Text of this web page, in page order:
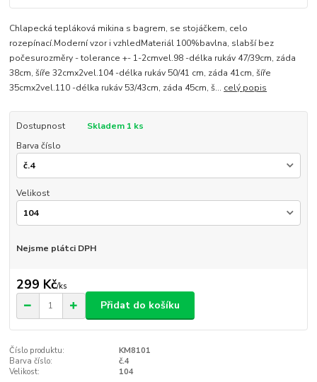
Chlapecká tepláková mikina s bagrem, se stojáčkem, celo
rozepínací.Moderní vzor i vzhledMateriál 100%bavlna, slabší bez
počesurozměry - tolerance +- 1-2cmvel.98 -délka rukáv 47/39cm, záda
38cm, šíře 32cmx2vel.104 -délka rukáv 50/41 cm, záda 41cm, šíře
35cmx2vel.110 -délka rukáv 53/43cm, záda 45cm, š... celý popis
Dostupnost
Skladem 1 ks
Barva číslo
Velikost
Nejsme plátci DPH
299 Kč/ks
Přidat do košíku
Číslo produktu:
KM8101
Barva číslo:
č.4
Velikost:
104